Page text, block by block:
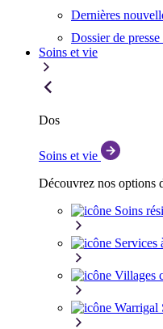
Dernières
Dossier de presse
Soins et vie
Dos
Soins et vie
Découvrez nos options
Soins
Services
Villages
Warrigal